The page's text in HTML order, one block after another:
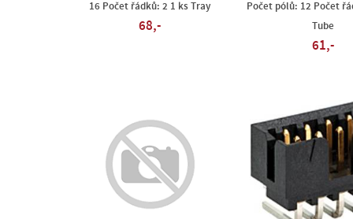
16 Počet řádků: 2 1 ks Tray
68,-
Počet pólů: 12 Počet
Tube
61,-